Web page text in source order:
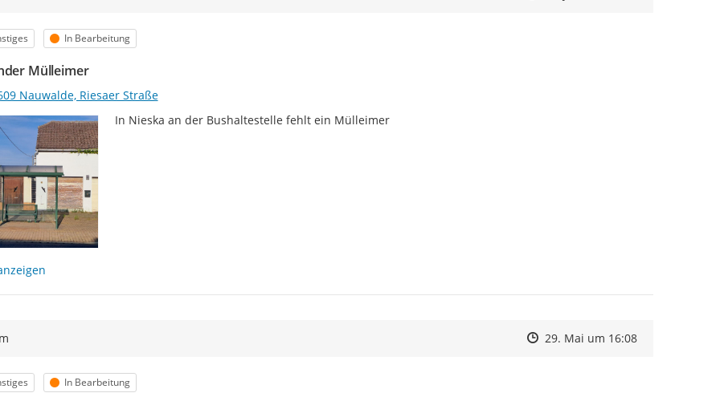
Status
In Bearbeitung
Mülleimer
Nauwalde, Riesaer Straße
In Nieska an der Bushaltestelle fehlt ein Mülleimer
Zeitpunkt des Erstellens
Zeitpunkt des Erstellens
29. Mai um 16:08Zur Äußerung
Status
In Bearbeitung